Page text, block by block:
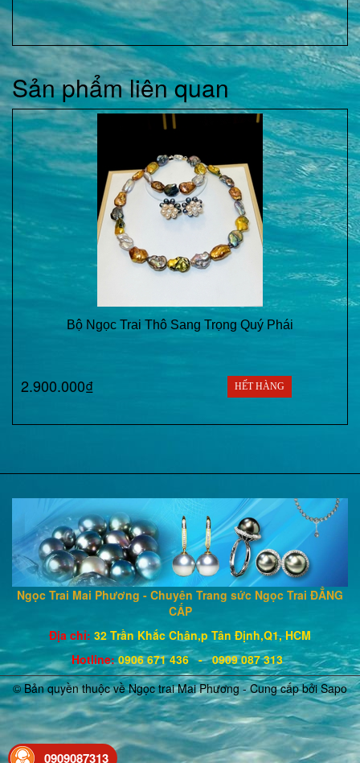
Sản phẩm liên quan
Bộ Ngọc Trai Thô Sang Trọng Quý Phái
2.900.000₫ HẾT HÀNG
Ngọc Trai Mai Phương - Chuyên Trang sức Ngọc Trai ĐẲNG
CẤP
Địa chỉ: 32 Trần Khắc Chân,p Tân Định,Q1, HCM
Hotline: 0906 671436- 0909 087 313
© Bản quyền thuộc về Ngọc trai Mai Phương - Cung cấp bởiSapo
0909087313